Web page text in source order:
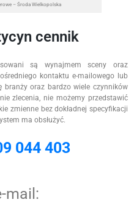
– Środa Wielkopolska
cennik
są wynajmem sceny oraz
kontaktu e-mailowego lub
branży oraz bardzo wiele czynników
zlecenia, nie możemy przedstawić
zmienne bez dokładnej specyfikacji
ma obsłużyć.
044 403
mail: